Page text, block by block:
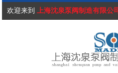
欢迎来到 上海沈泉泵阀制造有限公